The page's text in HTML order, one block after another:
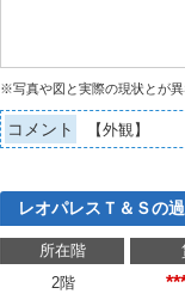
※写真や図と実際の現状とが異
コメント 【外観】
レオパレスＴ＆Ｓの
所在階
2階